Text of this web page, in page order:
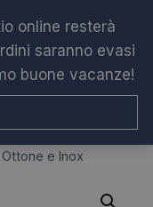
online resterà
saranno evasi
buone vacanze!
e Inox